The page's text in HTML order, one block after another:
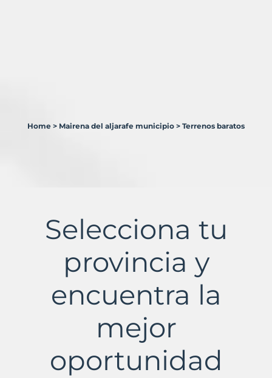
Municipio
Home > Mairena del aljarafe municipio > Terrenos baratos
Selecciona tu
provincia y
encuentra la
mejor
oportunidad